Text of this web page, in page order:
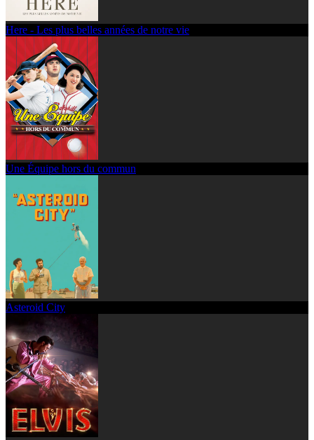
Here - Les plus belles années de notre vie
Une Équipe hors du commun
Asteroid City